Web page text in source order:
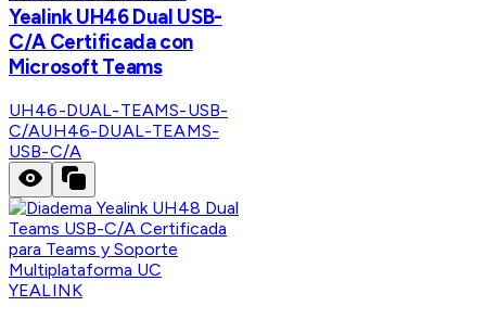
Yealink UH46 Dual USB-
C/A Certificada con
Microsoft Teams
UH46-DUAL-TEAMS-USB-
C/AUH46-DUAL-TEAMS-
USB-C/A
YEALINK